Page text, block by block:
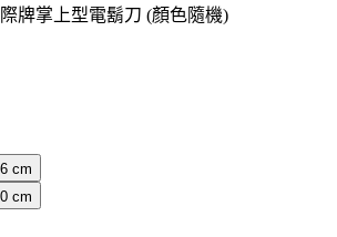
牌掌上型電鬍刀 (顏色隨機)
cm
cm